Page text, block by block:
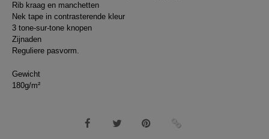
Rib kraag en manchetten
Nek tape in contrasterende kleur
3 tone-sur-tone knopen
Zijnaden
Reguliere pasvorm.
Gewicht
180g/m²